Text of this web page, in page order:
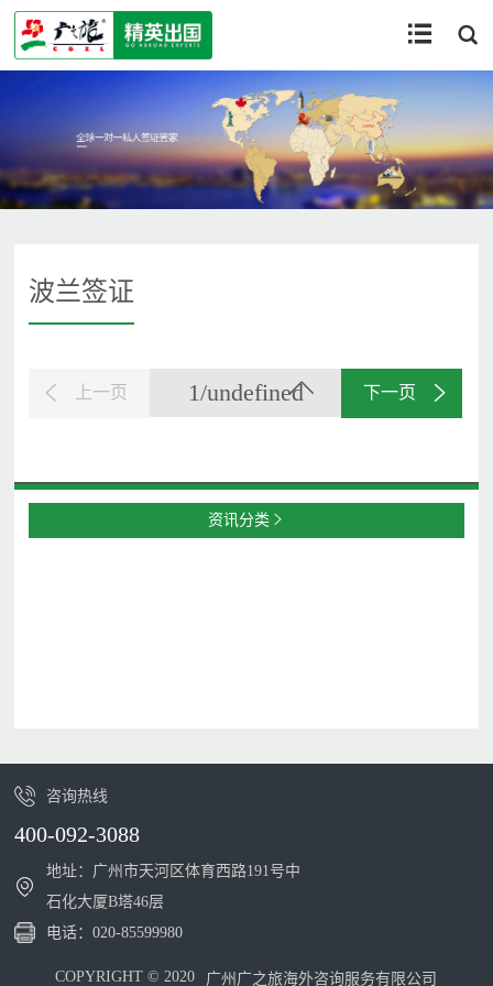
 
波兰签证
上一页 1/undefined 下一页
资讯分类 
咨询热线
400-092-3088
地址：广州市天河区体育西路191号中
石化大厦B塔46层
电话：020-85599980
COPYRIGHT © 2020 广州广之旅海外咨询服务有限公司